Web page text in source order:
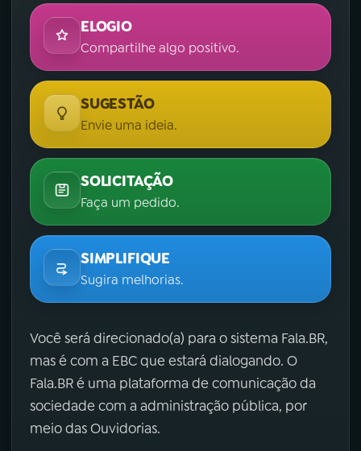
ELOGIO
Compartilhe algo positivo.
SUGESTÃO
Envie uma ideia.
SOLICITAÇÃO
Faça um pedido.
SIMPLIFIQUE
Sugira melhorias.
Você será direcionado(a) para o sistema Fala.BR,
mas é com a EBC que estará dialogando. O
Fala.BR é uma plataforma de comunicação da
sociedade com a administração pública, por
meio das Ouvidorias.